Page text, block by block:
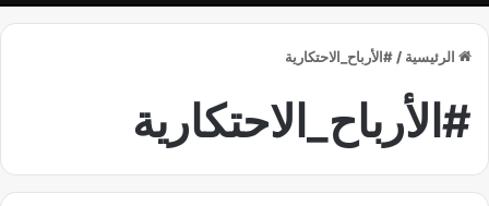
الرئيسية / #الأرباح_الاحتكارية
#الأرباح_الاحتكارية